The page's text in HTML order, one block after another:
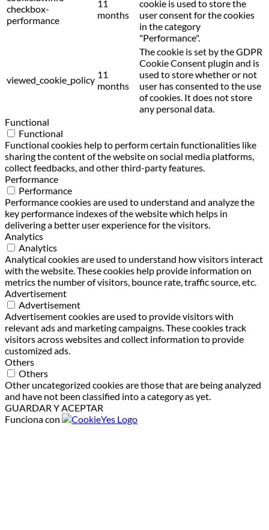
checkbox-
performance
11
months
cookie is used to store the
user consent for the cookies
in the category
"Performance".
viewed_cookie_policy 11
months
The cookie is set by the GDPR
Cookie Consent plugin and is
used to store whether or not
user has consented to the use
of cookies. It does not store
any personal data.
Functional
Functional
Functional cookies help to perform certain functionalities like
sharing the content of the website on social media platforms,
collect feedbacks, and other third-party features.
Performance
Performance
Performance cookies are used to understand and analyze the
key performance indexes of the website which helps in
delivering a better user experience for the visitors.
Analytics
Analytics
Analytical cookies are used to understand how visitors interact
with the website. These cookies help provide information on
metrics the number of visitors, bounce rate, traffic source, etc.
Advertisement
Advertisement
Advertisement cookies are used to provide visitors with
relevant ads and marketing campaigns. These cookies track
visitors across websites and collect information to provide
customized ads.
Others
Others
Other uncategorized cookies are those that are being analyzed
and have not been classified into a category as yet.
GUARDAR Y ACEPTAR
Funciona con